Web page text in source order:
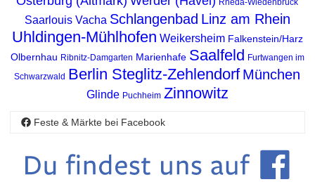
Rheda-Wiedenbrück
Saarlouis Vacha Schlangenbad Linz am Rhein
Uhldingen-Mühlhofen Weikersheim Falkenstein/Harz
Olbernhau Ribnitz-Damgarten Marienhafe Saalfeld Furtwangen im
Schwarzwald Berlin Steglitz-Zehlendorf München
Glinde Puchheim Zinnowitz
Feste & Märkte bei Facebook